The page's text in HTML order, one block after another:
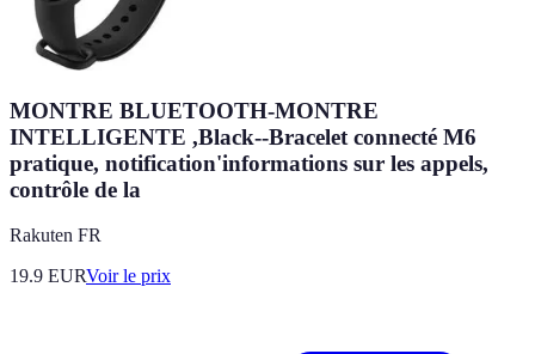
MONTRE BLUETOOTH-MONTRE
INTELLIGENTE ,Black--Bracelet connecté M6
pratique, notification'informations sur les appels,
contrôle de la
Rakuten FR
19.9 EURVoir le prix